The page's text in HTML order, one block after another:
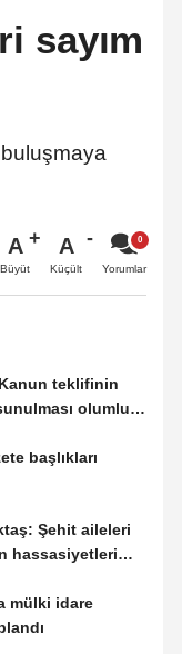
sayım
A
Büyüt
A
Küçült Yorumlar
teklifinin
olumlu
başlıkları
Şehit aileleri
hassasiyetleri
mülki idare